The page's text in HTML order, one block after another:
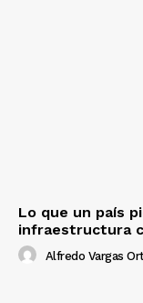
Lo que un país
infraestructura
Alfredo Vargas